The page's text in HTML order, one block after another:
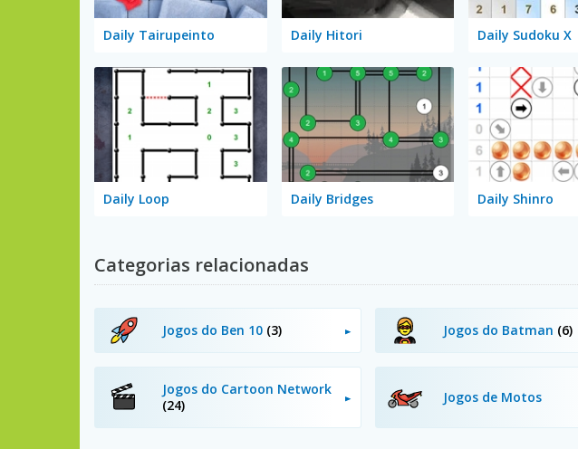
Daily Tairupeinto Daily Hitori Daily Sudoku X
Daily Loop Daily Bridges Daily Shinro
Categorias relacionadas
Jogos do Ben 10 (3) Jogos do Batman (6)
Jogos do Cartoon Network
(24)
Jogos de Motos